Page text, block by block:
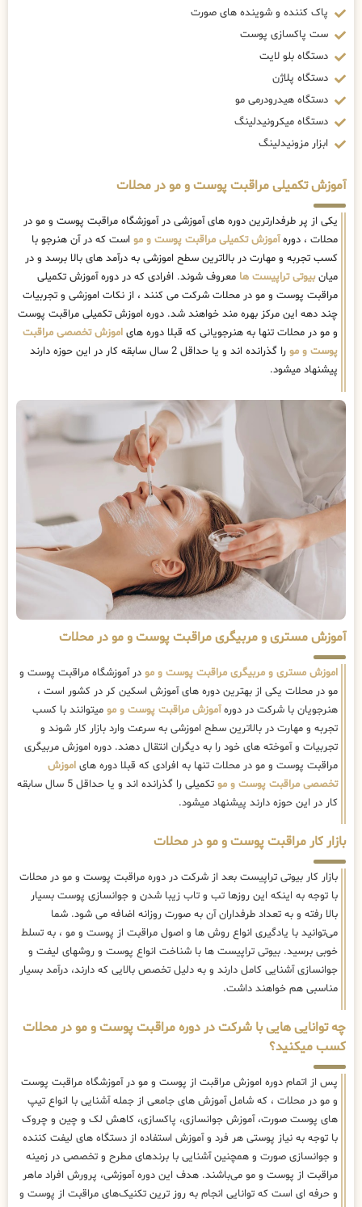
پاک کننده و شوینده های صورت
ست پاکسازی پوست
دستگاه بلو لایت
دستگاه پلاژن
دستگاه هیدرودرمی مو
دستگاه میکرونیدلینگ
ابزار مزونیدلینگ
آموزش تکمیلی مراقبت پوست و مو در محلات
یکی از پر طرفدارترین دوره های آموزشی در آموزشگاه مراقبت پوست و مو در
محلات ، دورهآموزش تکمیلی مراقبت پوست و مو است که در آن هنرجو با
کسب تجربه و مهارت در بالاترین سطح اموزشی به درآمد های بالا برسد و در
میانبیوتی تراپیست ها معروف شوند. افرادی که در دوره آموزش تکمیلی
مراقبت پوست و مو در محلات شرکت می کنند ، از نکات اموزشی و تجربیات
چند دهه این مرکز بهره مند خواهند شد. دوره اموزش تکمیلی مراقبت پوست
و مو در محلات تنها به هنرجویانی که قبلا دوره های اموزش تخصصی مراقبت
پوست و مو
را گذرانده اند و یا حداقل 2 سال سابقه کار در این حوزه دارند
پیشنهاد میشود.
آموزش مستری و مربیگری مراقبت پوست و مو در محلات
اموزش مستری و مربیگری مراقبت پوست و مو در آموزشگاه مراقبت پوست و
مو در محلات یکی از بهترین دوره های آموزش اسکین کر در کشور است ،
هنرجویان با شرکت در دورهآموزش مراقبت پوست و مو میتوانند با کسب
تجربه و مهارت در بالاترین سطح اموزشی به سرعت وارد بازار کار شوند و
تجربیات و آموخته های خود را به دیگران انتقال دهند. دوره اموزش مربیگری
مراقبت پوست و مو در محلات تنها به افرادی که قبلا دوره های اموزش
تخصصی مراقبت پوست و مو
تکمیلی را گذرانده اند و یا حداقل 5 سال سابقه
کار در این حوزه دارند پیشنهاد میشود.
بازار کار مراقبت پوست و مو در محلات
بازار کار بیوتی تراپیست بعد از شرکت در دوره مراقبت پوست و مو در محلات
با توجه به اینکه این روزها تب و تاب زیبا شدن و جوانسازی پوست بسیار
بالا رفته و به تعداد طرفداران آن به صورت روزانه اضافه می شود. شما
می‌توانید با یادگیری انواع روش ها و اصول مراقبت از پوست و مو ، به تسلط
خوبی برسید. بیوتی تراپیست ها با شناخت انواع پوست و روشهای لیفت و
جوانسازی آشنایی کامل دارند و به دلیل تخصص بالایی که دارند، درآمد بسیار
مناسبی هم خواهند داشت.
چه توانایی هایی با شرکت در دوره مراقبت پوست و مو در محلات
کسب میکنید؟
پس از اتمام دوره اموزش مراقبت از پوست و مو در آموزشگاه مراقبت پوست
و مو در محلات ، که شامل آموزش های جامعی از جمله آشنایی با انواع تیپ
های پوست صورت، آموزش جوانسازی، پاکسازی، کاهش لک و چین و چروک
با توجه به نیاز پوستی هر فرد و آموزش استفاده از دستگاه های لیفت کننده
و جوانسازی صورت و همچنین آشنایی با برندهای مطرح و تخصصی در زمینه
مراقبت از پوست و مو می‌باشند. هدف این دوره آموزشی، پرورش افراد ماهر
و حرفه ای است که توانایی انجام به روز ترین تکنیک‌های مراقبت از پوست و